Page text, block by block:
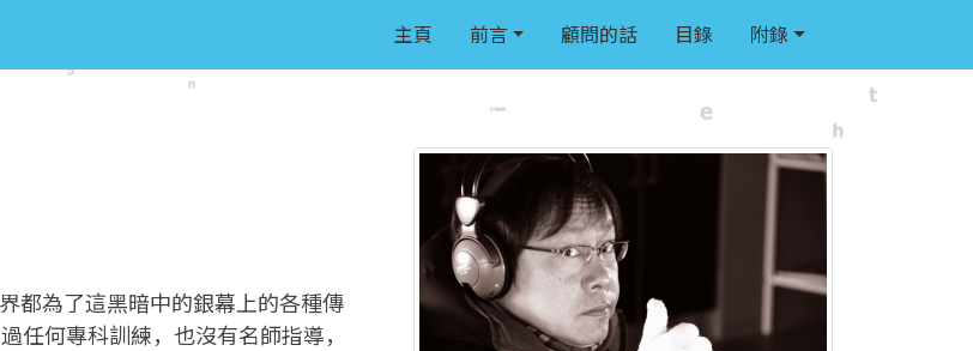
主頁 前言 顧問的話 目錄 附錄
都為了這黑暗中的銀幕上的各種傳
任何專科訓練，也沒有名師指導，